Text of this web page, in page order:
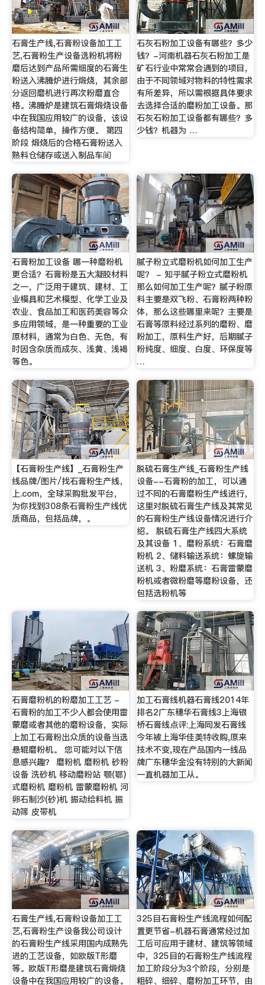
石膏生产线,石膏粉设备加工工
艺,石膏粉生产设备选粉机将粉
磨后达到产品所需细度的石膏生
粉送入沸腾炉进行煅烧，其余部
分返回磨机进行再次粉磨直合
格。沸腾炉是建筑石膏煅烧设备
中在我国应用较广的设备，该设
备结构简单，操作方便。 第四
阶段 煅烧后的合格石膏粉送入
熟料仓储存或送入制品车间
石灰石粉加工设备有哪些？多少
钱？-河南机器石灰石粉加工是
矿石行业中常常会遇到的项目，
由于不同领域对物料的特性需求
有所差异，所以需根据具体要求
去选择合适的磨粉加工设备。那
石灰石粉加工设备都有哪些？多
少钱？机器为 …
石膏粉加工设备 哪一种磨粉机
更合适？石膏粉是五大凝胶材料
之一，广泛用于建筑、建材、工
业模具和艺术模型、化学工业及
农业、食品加工和医药美容等众
多应用领域，是一种重要的工业
原材料，通常为白色、无色，有
时因含杂质而成灰、浅黄、浅褐
等色。
腻子粉立式磨粉机如何加工生产
呢？ - 知乎腻子粉立式磨粉机
那么如何加工生产呢？腻子粉原
料主要是双飞粉、石膏粉两种粉
体，那么这些哪里来呢？主要是
石膏等原料经过系列的磨粉、磨
粉加工，原料生产好，后期腻子
粉纯度、细度、白度、环保度等
…
【石膏粉生产线】_石膏粉生产
线品牌/图片/找石膏粉生产线，
上.com，全球采购批发平台，
为你找到308条石膏粉生产线优
质商品，包括品牌，。
脱硫石膏生产线_石膏粉生产线
设备--石膏粉的加工，可以通
过不同的石膏磨粉生产线进行，
这里对脱硫石膏生产线及其常见
的石膏粉生产线设备情况进行介
绍。 脱硫石膏生产线四大系统
及其设备 1、磨粉系统：石膏磨
粉机 2、储料输送系统：螺旋输
送机 3、粉磨系统：石膏雷蒙磨
粉机或者微粉磨等磨粉设备，还
包括选粉机等
石膏磨粉机的粉磨加工工艺 -
石膏粉的加工不少人都会使用雷
蒙磨或者其他的磨粉设备，实际
上加工石膏粉出众质的设备当选
悬辊磨粉机。 您可能对以下信
息感兴趣？ 磨粉机 磨粉机 砂粉
设备 洗砂机 移动磨粉站 颚(鄂)
式磨粉机 磨粉机 雷蒙磨粉机 河
卵石制沙(砂)机 振动给料机 振
动筛 皮带机
加工石膏线机器石膏线2014年
排名2广东穗华石膏线3上海银
桥石膏线点评:上海同发石膏线
今年被上海华佳美特收购,原来
技术不变,现在产品国内一线品
牌广东穗华金没有特别的大新闻
一直机器加工从。
石膏生产线,石膏粉设备加工工
艺,石膏粉生产设备我公司设计
的石膏粉生产线采用国内成熟先
进的工艺设备，如欧版T形磨
等。欧版T形磨是建筑石膏煅烧
设备中在我国应用较广的设备。
325目石膏粉生产线流程如何配
置更节省-机器石膏通常经过加
工后可应用于建材、建筑等领域
中，325目的石膏粉生产线流程
加工阶段分为3个阶段，分别是
粗碎、细碎、磨粉加工环节，由